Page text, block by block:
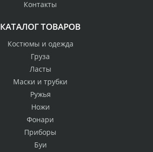
Контакты
КАТАЛОГ ТОВАРОВ
Костюмы и одежда
Груза
Ласты
Маски и трубки
Ружья
Ножи
Фонари
Приборы
Буи